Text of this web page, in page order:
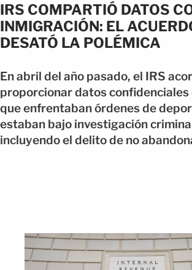
IRS COMPARTIÓ DATOS
INMIGRACIÓN: EL
DESATÓ LA POLÉMICA
En abril del año pasado, el IRS
proporcionar datos confidenciales
que enfrentaban órdenes de
estaban bajo investigación
incluyendo el delito de no